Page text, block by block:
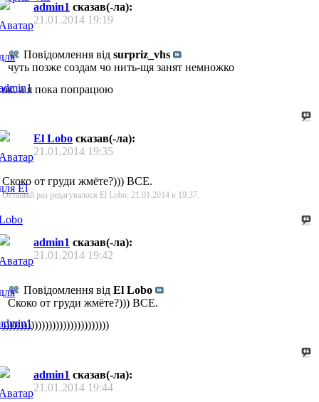
admin1 сказав(-ла):
21.01.2014 19:19
Повідомлення від surpriz_vhs
чуть позже создам чо нить-щя занят немножко
ок. а я пока попрацюю
El Lobo сказав(-ла):
21.01.2014 19:35
Скоко от груди жмёте?))) ВСЕ.
Останній раз редагувалося El Lobo; 21.01.2014 в 19:37
admin1 сказав(-ла):
21.01.2014 19:42
Повідомлення від El Lobo
Скоко от груди жмёте?))) ВСЕ.
))))))))))))))))))))))))))))))
admin1 сказав(-ла):
21.01.2014 19:44